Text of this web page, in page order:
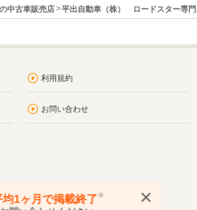
中古車販売店 平出自動車（株） ロードスター専
利用規約
お問い合わせ
1ヶ月で掲載終了※